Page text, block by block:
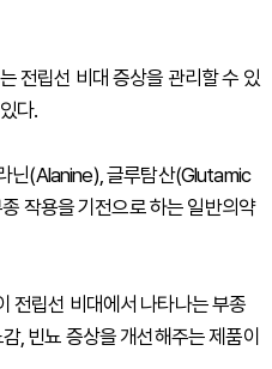
전립선 비대 증상을 관리할 수 있
다.
닌(Alanine), 글루탐산(Glutamic
작용을 기전으로 하는 일반의약
전립선 비대에서 나타나는 부종
, 빈뇨 증상을 개선해주는 제품이